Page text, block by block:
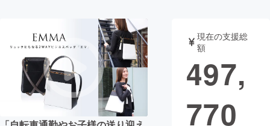
アート・写真 音楽
テクノロジー・ガジェット ゲーム・サ
映像・映画
現在の支援総
額
497,
770